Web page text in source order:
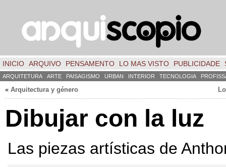
INICIO ARQUIVO PENSAMENTO LO MAS VISTO PUBLICIDADE
ARQUITETURA ARTE PAISAGISMO URBAN INTERIOR TECNOLOGIA
« Arquitectura y género
Dibujar con la luz
Las piezas artísticas de